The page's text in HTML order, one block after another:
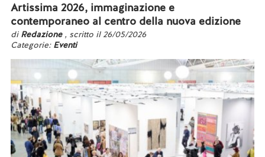
Artissima 2026, immaginazione e
contemporaneo al centro della nuova edizione
di Redazione , scritto il 26/05/2026
Categorie: Eventi